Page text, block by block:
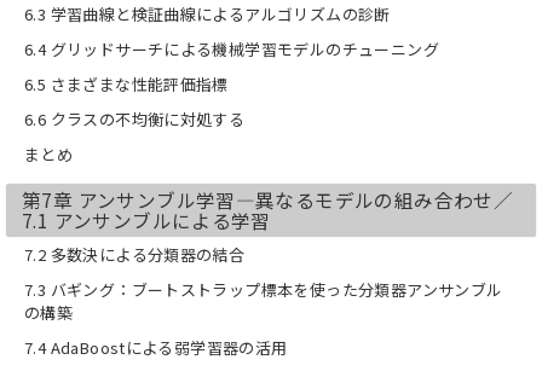
6.3 学習曲線と検証曲線によるアルゴリズムの診断
6.4 グリッドサーチによる機械学習モデルのチューニング
6.5 さまざまな性能評価指標
6.6 クラスの不均衡に対処する
まとめ
第7章 アンサンブル学習―異なるモデルの組み合わせ／
7.1 アンサンブルによる学習
7.2 多数決による分類器の結合
7.3 バギング：ブートストラップ標本を使った分類器アンサンブル
の構築
7.4 AdaBoostによる弱学習器の活用